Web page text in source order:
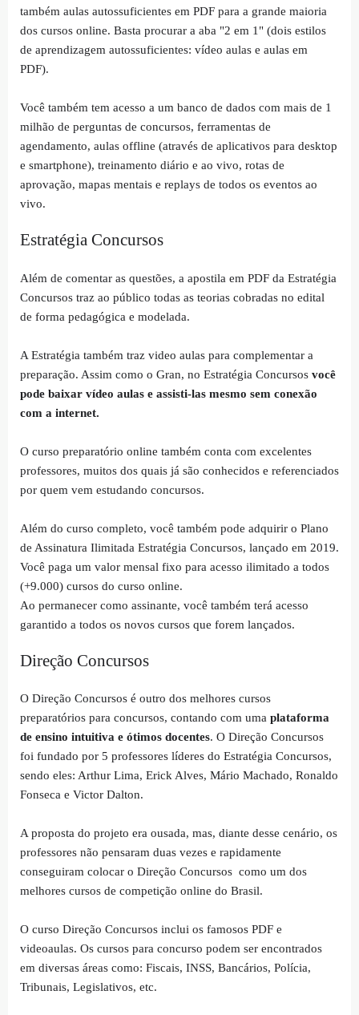
também aulas autossuficientes em PDF para a grande maioria
dos cursos online. Basta procurar a aba "2 em 1" (dois estilos
de aprendizagem autossuficientes: vídeo aulas e aulas em
PDF).
Você também tem acesso a um banco de dados com mais de 1
milhão de perguntas de concursos, ferramentas de
agendamento, aulas offline (através de aplicativos para desktop
e smartphone), treinamento diário e ao vivo, rotas de
aprovação, mapas mentais e replays de todos os eventos ao
vivo.
Estratégia Concursos
Além de comentar as questões, a apostila em PDF da Estratégia
Concursos traz ao público todas as teorias cobradas no edital
de forma pedagógica e modelada.
A Estratégia também traz video aulas para complementar a
preparação. Assim como o Gran, no Estratégia Concursos você
pode baixar vídeo aulas e assisti-las mesmo sem conexão
com a internet.
O curso preparatório online também conta com excelentes
professores, muitos dos quais já são conhecidos e referenciados
por quem vem estudando concursos.
Além do curso completo, você também pode adquirir o Plano
de Assinatura Ilimitada Estratégia Concursos, lançado em 2019.
Você paga um valor mensal fixo para acesso ilimitado a todos
(+9.000) cursos do curso online.
Ao permanecer como assinante, você também terá acesso
garantido a todos os novos cursos que forem lançados.
Direção Concursos
O Direção Concursos é outro dos melhores cursos
preparatórios para concursos, contando com uma plataforma
de ensino intuitiva e ótimos docentes. O Direção Concursos
foi fundado por 5 professores líderes do Estratégia Concursos,
sendo eles: Arthur Lima, Erick Alves, Mário Machado, Ronaldo
Fonseca e Victor Dalton.
A proposta do projeto era ousada, mas, diante desse cenário, os
professores não pensaram duas vezes e rapidamente
conseguiram colocar o Direção Concursos como um dos
melhores cursos de competição online do Brasil.
O curso Direção Concursos inclui os famosos PDF e
videoaulas. Os cursos para concurso podem ser encontrados
em diversas áreas como: Fiscais, INSS, Bancários, Polícia,
Tribunais, Legislativos, etc.